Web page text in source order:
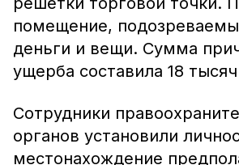
помещение,
деньги и вещи. Сумма
ущерба составила 18
Сотрудники
органов установили
местонахождение